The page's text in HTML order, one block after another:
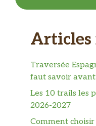
Articles
Traversée
faut savoir
Les 10 trails les
2026-2027
Comment choisir